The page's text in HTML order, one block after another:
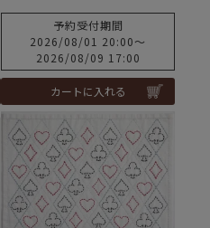
予約受付期間
2026/08/01 20:00〜
2026/08/09 17:00
カートに入れる